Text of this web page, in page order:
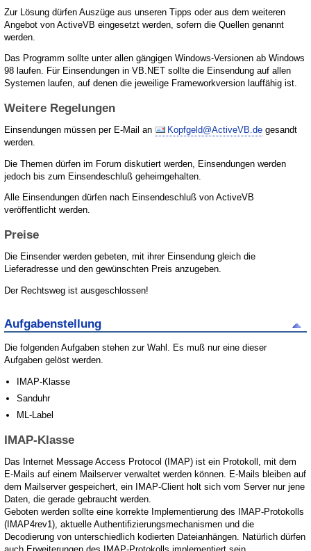
Zur Lösung dürfen Auszüge aus unseren Tipps oder aus dem weiteren
Angebot von ActiveVB eingesetzt werden, sofern die Quellen genannt
werden.
Das Programm sollte unter allen gängigen Windows-Versionen ab Windows
98 laufen. Für Einsendungen in VB.NET sollte die Einsendung auf allen
Systemen laufen, auf denen die jeweilige Frameworkversion lauffähig ist.
Weitere Regelungen
Einsendungen müssen per E-Mail an Kopfgeld@ActiveVB.de gesandt
werden.
Die Themen dürfen im Forum diskutiert werden, Einsendungen werden
jedoch bis zum Einsendeschluß geheimgehalten.
Alle Einsendungen dürfen nach Einsendeschluß von ActiveVB
veröffentlicht werden.
Preise
Die Einsender werden gebeten, mit ihrer Einsendung gleich die
Lieferadresse und den gewünschten Preis anzugeben.
Der Rechtsweg ist ausgeschlossen!
Aufgabenstellung
Die folgenden Aufgaben stehen zur Wahl. Es muß nur eine dieser
Aufgaben gelöst werden.
IMAP-Klasse
Sanduhr
ML-Label
IMAP-Klasse
Das Internet Message Access Protocol (IMAP) ist ein Protokoll, mit dem
E-Mails auf einem Mailserver verwaltet werden können. E-Mails bleiben auf
dem Mailserver gespeichert, ein IMAP-Client holt sich vom Server nur jene
Daten, die gerade gebraucht werden.
Geboten werden sollte eine korrekte Implementierung des IMAP-Protokolls
(IMAP4rev1), aktuelle Authentifizierungsmechanismen und die
Decodierung von unterschiedlich kodierten Dateianhängen. Natürlich dürfen